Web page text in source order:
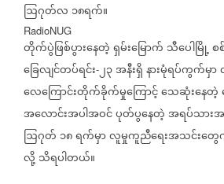
ဩဂုတ်လ ၁၈ရက်။
RadioNUG
တိုက်ပွဲဖြစ်ပွားနေတဲ့ရှမ်းမြောက် သီပေါမြို့စ
ခြေလျင်တပ်ရင်း-၂၃အနီးရှိနားမုံရပ်ကွက်မှာ
လေကြောင်းတိုက်ခိုက်မှုကြောင့်သေဆုံးနေတဲ့
အလောင်းအပါအဝင်ပုတ်ပွနေတဲ့အရပ်သား
ဩဂုတ် ၁၈ရက်မှာလူမှုကူညီရေးအသင်းတွ
လို့သိရပါတယ်။